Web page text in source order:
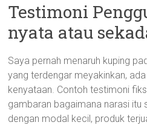
Testimoni
nyata atau
Saya pernah menaruh kuping
yang terdengar meyakinkan,
kenyataan. Contoh testimoni
gambaran bagaimana narasi itu
dengan modal kecil, produk